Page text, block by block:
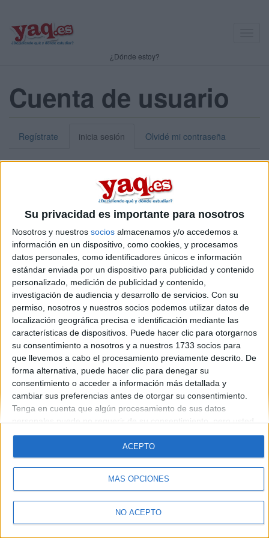
Su privacidad es importante para nosotros
Nosotros y nuestros socios almacenamos y/o accedemos a
información en un dispositivo, como cookies, y procesamos
datos personales, como identificadores únicos e información
estándar enviada por un dispositivo para publicidad y contenido
personalizado, medición de publicidad y contenido,
investigación de audiencia y desarrollo de servicios. Con su
permiso, nosotros y nuestros socios podemos utilizar datos de
localización geográfica precisa e identificación mediante las
características de dispositivos. Puede hacer clic para otorgarnos
su consentimiento a nosotros y a nuestros 1733 socios para
que llevemos a cabo el procesamiento previamente descrito. De
forma alternativa, puede hacer clic para denegar su
consentimiento o acceder a información más detallada y
cambiar sus preferencias antes de otorgar su consentimiento.
Tenga en cuenta que algún procesamiento de sus datos
personales puede no requerir de su consentimiento, pero usted
tiene el derecho de rechazar tal procesamiento. Sus
preferencias se aplicarán solo a este sitio web. Puede cambiar
sus preferencias o retirar su consentimiento en cualquier
momento volviendo a este sitio y haciendo clic en el botón
"Privacidad" en la parte inferior de la página web.
MÁS OPCIONES
NO ACEPTO
ACEPTO
¿Dónde estoy?
Cuenta de usuario
Regístrate inicia sesión Olvidé mi contraseña
Puedes iniciar sesión introduciendo tu nombre de usuario o tu
dirección de correo electrónico.
Contraseña:*
Introduce la contraseña que acompaña a tu nombre de usuario
Quiénes somos|Contactar |Anúnciate
Aviso legal|Politica de privacidad|Condiciones generales
de cookies
© 2003-2026Compás Mediterráneo S.L.- Diego de León 47 - 28006
Madrid [ESPAÑA] - Tel. +34 91 593 2767